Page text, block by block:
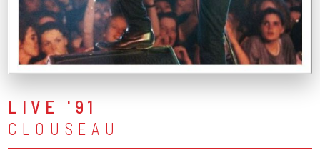
LIVE '91
CLOUSEAU